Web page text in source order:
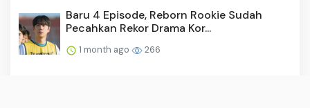
Baru 4 Episode, Reborn Rookie Sudah
Pecahkan Rekor Drama Kor...
1 month ago 266